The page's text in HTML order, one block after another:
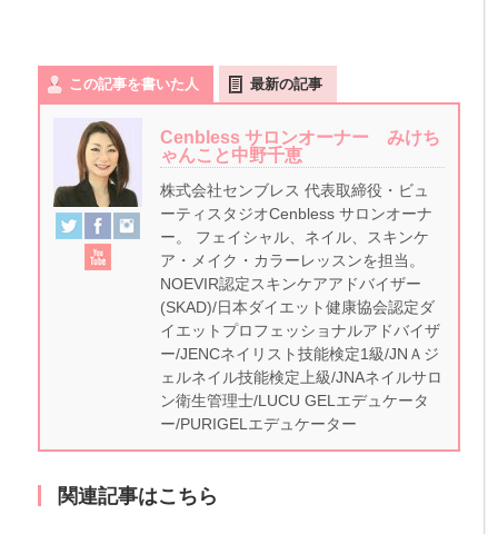
この記事を書いた人 最新の記事
Cenbless サロンオーナー みけち
ゃんこと中野千恵
株式会社センブレス 代表取締役・ビュ
ーティスタジオCenbless サロンオーナ
ー。 フェイシャル、ネイル、スキンケ
ア・メイク・カラーレッスンを担当。
NOEVIR認定スキンケアアドバイザー
(SKAD)/日本ダイエット健康協会認定ダ
イエットプロフェッショナルアドバイザ
ー/JENCネイリスト技能検定1級/JNＡジ
ェルネイル技能検定上級/JNAネイルサロ
ン衛生管理士/LUCU GELエデュケータ
ー/PURIGELエデュケーター
関連記事はこちら